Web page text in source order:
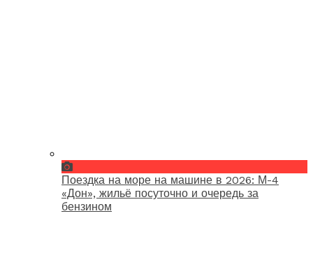
Поездка на море на машине в 2026: М-4
«Дон», жильё посуточно и очередь за
бензином